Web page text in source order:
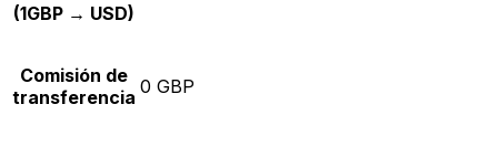
(1GBP → USD)
Comisión de
transferencia 0 GBP